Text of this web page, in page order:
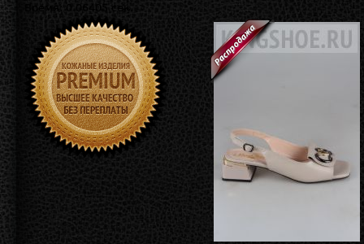
Время: 0.06405 сек.